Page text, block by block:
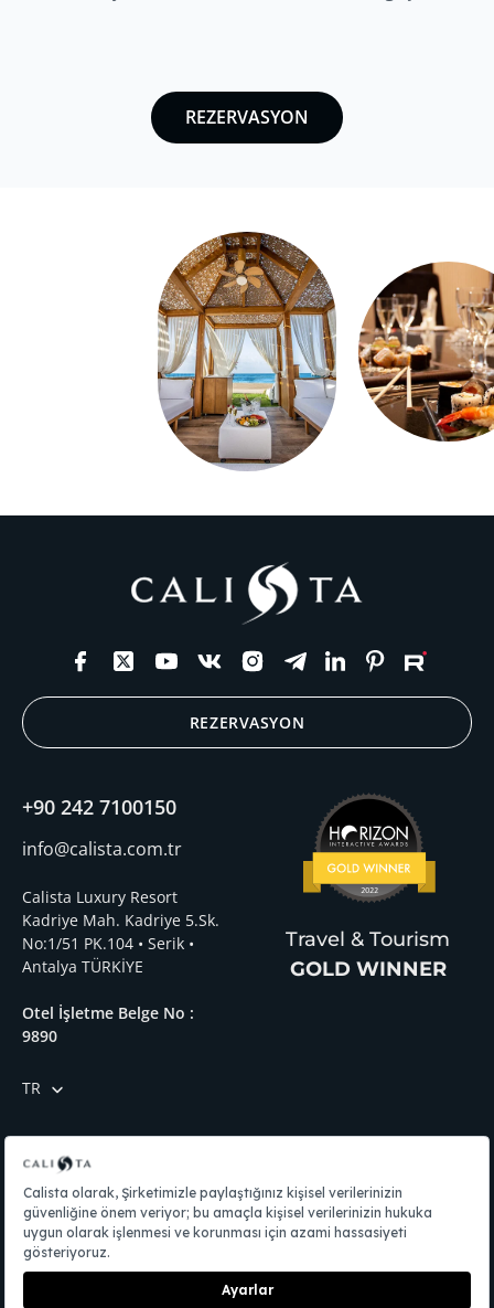
REZERVASYON
REZERVASYON
+90 242 7100150
info@calista.com.tr
Calista Luxury Resort
Kadriye Mah. Kadriye 5.Sk.
No:1/51 PK.104 • Serik •
Antalya TÜRKİYE
Otel İşletme Belge No :
9890
TR
Travel & Tourism
GOLD WINNER
Menü
Gizlilik Politikası KVKK
Çerez Tercihlerinizi Yönetin